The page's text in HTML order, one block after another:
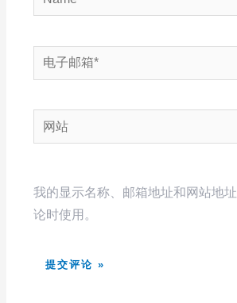
电
子
箱
*
网
站
我的显示名称、邮箱地址和网站地
论时使用。